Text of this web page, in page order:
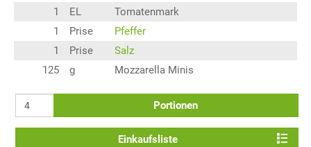
1
EL
Tomatenmark
1
Prise
Pfeffer
1
Prise
Salz
125
g Mozzarella Minis
Portionen
Einkaufsliste